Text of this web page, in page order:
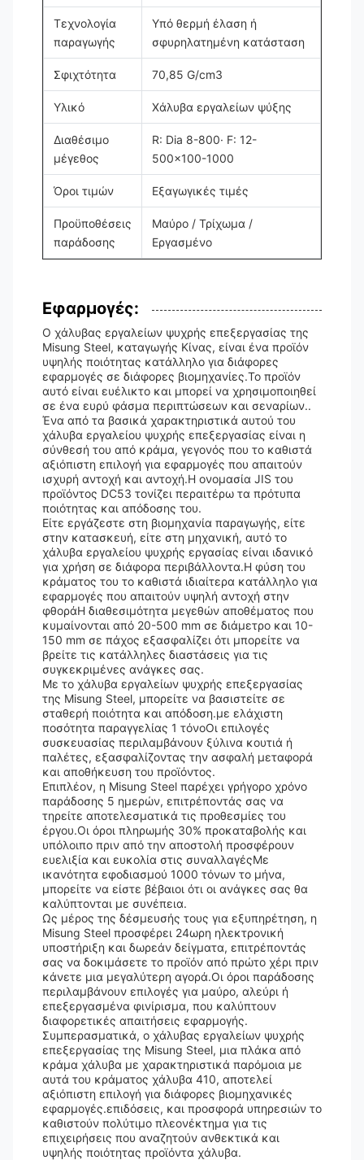
Τεχνολογία
παραγωγής
Υπό θερμή έλαση ή
σφυρηλατημένη κατάσταση
Σφιχτότητα 70,85 G/cm3
Υλικό Χάλυβα εργαλείων ψύξης
Διαθέσιμο
μέγεθος
R: Dia 8-800· F: 12-
500x100-1000
Όροι τιμών Εξαγωγικές τιμές
Προϋποθέσεις
παράδοσης
Μαύρο / Τρίχωμα /
Εργασμένο
Εφαρμογές:
Ο χάλυβας εργαλείων ψυχρής επεξεργασίας της
Misung Steel, καταγωγής Κίνας, είναι ένα προϊόν
υψηλής ποιότητας κατάλληλο για διάφορες
εφαρμογές σε διάφορες βιομηχανίες.Το προϊόν
αυτό είναι ευέλικτο και μπορεί να χρησιμοποιηθεί
σε ένα ευρύ φάσμα περιπτώσεων και σεναρίων..
Ένα από τα βασικά χαρακτηριστικά αυτού του
χάλυβα εργαλείου ψυχρής επεξεργασίας είναι η
σύνθεσή του από κράμα, γεγονός που το καθιστά
αξιόπιστη επιλογή για εφαρμογές που απαιτούν
ισχυρή αντοχή και αντοχή.Η ονομασία JIS του
προϊόντος DC53 τονίζει περαιτέρω τα πρότυπα
ποιότητας και απόδοσης του.
Είτε εργάζεστε στη βιομηχανία παραγωγής, είτε
στην κατασκευή, είτε στη μηχανική, αυτό το
χάλυβα εργαλείου ψυχρής εργασίας είναι ιδανικό
για χρήση σε διάφορα περιβάλλοντα.Η φύση του
κράματος του το καθιστά ιδιαίτερα κατάλληλο για
εφαρμογές που απαιτούν υψηλή αντοχή στην
φθοράΗ διαθεσιμότητα μεγεθών αποθέματος που
κυμαίνονται από 20-500 mm σε διάμετρο και 10-
150 mm σε πάχος εξασφαλίζει ότι μπορείτε να
βρείτε τις κατάλληλες διαστάσεις για τις
συγκεκριμένες ανάγκες σας.
Με το χάλυβα εργαλείων ψυχρής επεξεργασίας
της Misung Steel, μπορείτε να βασιστείτε σε
σταθερή ποιότητα και απόδοση.με ελάχιστη
ποσότητα παραγγελίας 1 τόνοΟι επιλογές
συσκευασίας περιλαμβάνουν ξύλινα κουτιά ή
παλέτες, εξασφαλίζοντας την ασφαλή μεταφορά
και αποθήκευση του προϊόντος.
Επιπλέον, η Misung Steel παρέχει γρήγορο χρόνο
παράδοσης 5 ημερών, επιτρέποντάς σας να
τηρείτε αποτελεσματικά τις προθεσμίες του
έργου.Οι όροι πληρωμής 30% προκαταβολής και
υπόλοιπο πριν από την αποστολή προσφέρουν
ευελιξία και ευκολία στις συναλλαγέςΜε
ικανότητα εφοδιασμού 1000 τόνων το μήνα,
μπορείτε να είστε βέβαιοι ότι οι ανάγκες σας θα
καλύπτονται με συνέπεια.
Ως μέρος της δέσμευσής τους για εξυπηρέτηση, η
Misung Steel προσφέρει 24ωρη ηλεκτρονική
υποστήριξη και δωρεάν δείγματα, επιτρέποντάς
σας να δοκιμάσετε το προϊόν από πρώτο χέρι πριν
κάνετε μια μεγαλύτερη αγορά.Οι όροι παράδοσης
περιλαμβάνουν επιλογές για μαύρο, αλεύρι ή
επεξεργασμένα φινίρισμα, που καλύπτουν
διαφορετικές απαιτήσεις εφαρμογής.
Συμπερασματικά, ο χάλυβας εργαλείων ψυχρής
επεξεργασίας της Misung Steel, μια πλάκα από
κράμα χάλυβα με χαρακτηριστικά παρόμοια με
αυτά του κράματος χάλυβα 410, αποτελεί
αξιόπιστη επιλογή για διάφορες βιομηχανικές
εφαρμογές.επιδόσεις, και προσφορά υπηρεσιών το
καθιστούν πολύτιμο πλεονέκτημα για τις
επιχειρήσεις που αναζητούν ανθεκτικά και
υψηλής ποιότητας προϊόντα χάλυβα.